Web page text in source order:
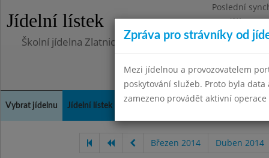
Jídelní lístek
Poslední
Pondělí
Školní jídelna Zlatnická
Vybrat jídelnu Jídelní lístek Kontakty a informace
Březen 2014 Duben 2014
Zpráva pro strávníky od
Mezi jídelnou a provozovatelem
poskytování služeb. Proto byla
zamezeno provádět aktivní